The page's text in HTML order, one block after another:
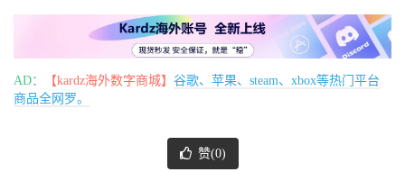
AD： 【kardz海外数字商城】 谷歌、苹果、steam、xbox等热门平台
商品全网罗。
赞(0)